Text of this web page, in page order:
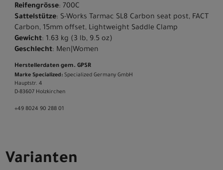
Reifengrösse: 700C
Sattelstütze: S-Works Tarmac SL8 Carbon seat post, FACT
Carbon, 15mm offset, Lightweight Saddle Clamp
Gewicht: 1.63 kg (3 lb, 9.5 oz)
Geschlecht: Men|Women
Herstellerdaten gem. GPSR
Marke Specialized: Specialized Germany GmbH
Hauptstr. 4
D-83607 Holzkirchen
+49 8024 90 288 01
Varianten